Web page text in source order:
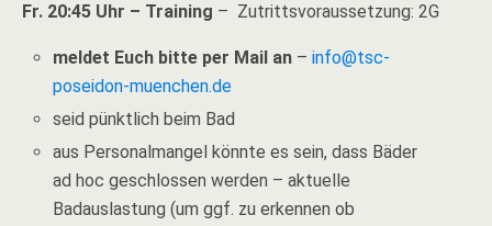
Fr. 20:45 Uhr – Training – Zutrittsvoraussetzung: 2G
meldet Euch bitte per Mail an –info@tsc-
poseidon-muenchen.de
seid pünktlich beim Bad
aus Personalmangel könnte es sein, dass Bäder
ad hoc geschlossen werden – aktuelle
Badauslastung (um ggf. zu erkennen ob